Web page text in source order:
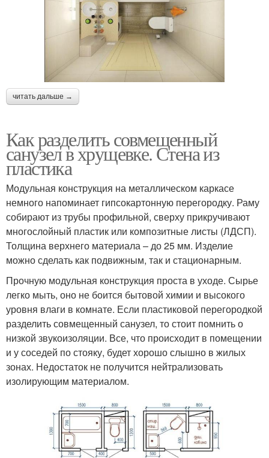
читать дальше →
Как разделить совмещенный
санузел в хрущевке. Стена из
пластика
Модульная конструкция на металлическом каркасе
немного напоминает гипсокартонную перегородку. Раму
собирают из трубы профильной, сверху прикручивают
многослойный пластик или композитные листы (ЛДСП).
Толщина верхнего материала – до 25 мм. Изделие
можно сделать как подвижным, так и стационарным.
Прочную модульная конструкция проста в уходе. Сырье
легко мыть, оно не боится бытовой химии и высокого
уровня влаги в комнате. Если пластиковой перегородкой
разделить совмещенный санузел, то стоит помнить о
низкой звукоизоляции. Все, что происходит в помещении
и у соседей по стояку, будет хорошо слышно в жилых
зонах. Недостаток не получится нейтрализовать
изолирующим материалом.